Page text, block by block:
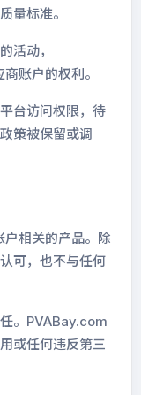
量标准。
活动，
账户的权利。
台访问权限，待
策被保留或调
相关的产品。除
可，也不与任何
。PVABay.com
或任何违反第三